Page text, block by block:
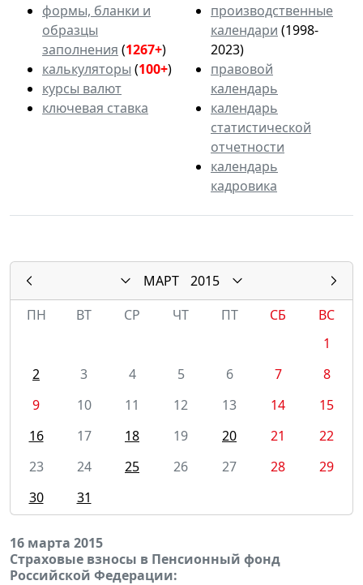
формы, бланки и
образцы
заполнения (1267+)
калькуляторы (100+)
курсы валют
ключевая ставка
производственные
календари (1998-
2023)
правовой
календарь
календарь
статистической
отчетности
календарь
кадровика
МАРТ
2015
ПН
ВТ СР ЧТ ПТ СБ
ВС
1
2
3 4 5 6 7
8
9
10 11 12 13 14
15
16
17 18 19 20 21
22
23
24 25 26 27 28
29
30
31
16 марта 2015
Страховые взносы в Пенсионный фонд
Российской Федерации: